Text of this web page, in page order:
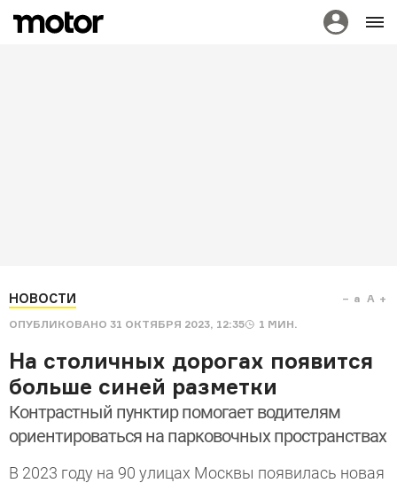
НОВОСТИ
ОПУБЛИКОВАНО 31 ОКТЯБРЯ 2023, 12:35 1 МИН.
a A
На столичных дорогах появится
больше синей разметки
Контрастный пунктир помогает водителям
ориентироваться на парковочных пространствах
В 2023 году на 90 улицах Москвы появилась новая